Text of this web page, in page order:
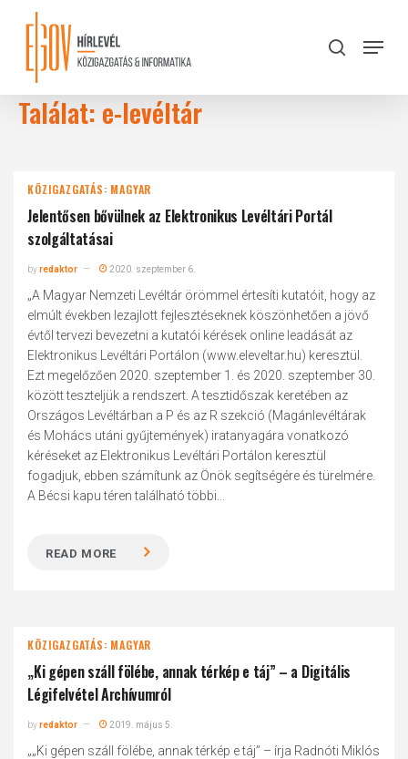
content
search
Menu
Találat: e-levéltár
KÖZIGAZGATÁS: MAGYAR
Jelentősen bővülnek az Elektronikus Levéltári Portál
szolgáltatásai
byredaktor 2020. szeptember 6.
„A Magyar Nemzeti Levéltár örömmel értesíti kutatóit, hogy az
elmúlt években lezajlott fejlesztéseknek köszönhetően a jövő
évtől tervezi bevezetni a kutatói kérések online leadását az
Elektronikus Levéltári Portálon (www.eleveltar.hu) keresztül.
Ezt megelőzően 2020. szeptember 1. és 2020. szeptember 30.
között teszteljük a rendszert. A tesztidőszak keretében az
Országos Levéltárban a P és az R szekció (Magánlevéltárak
és Mohács utáni gyűjtemények) iratanyagára vonatkozó
kéréseket az Elektronikus Levéltári Portálon keresztül
fogadjuk, ebben számítunk az Önök segítségére és türelmére.
A Bécsi kapu téren található többi...
READ MORE
KÖZIGAZGATÁS: MAGYAR
„Ki gépen száll fölébe, annak térkép e táj” – a Digitális
Légifelvétel Archívumról
byredaktor 2019. május 5.
„„Ki gépen száll fölébe, annak térkép e táj” – írja Radnóti Miklós
Close